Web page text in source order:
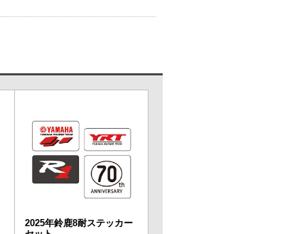
2025年鈴鹿8耐ステッカー